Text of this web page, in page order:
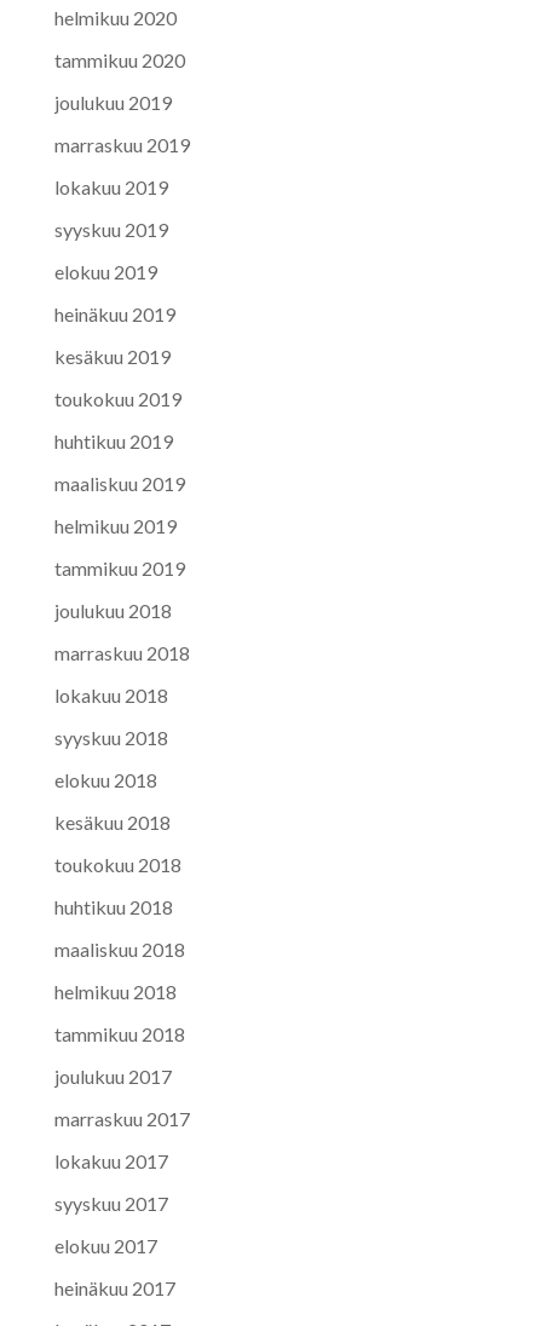
helmikuu 2020
tammikuu 2020
joulukuu 2019
marraskuu 2019
lokakuu 2019
syyskuu 2019
elokuu 2019
heinäkuu 2019
kesäkuu 2019
toukokuu 2019
huhtikuu 2019
maaliskuu 2019
helmikuu 2019
tammikuu 2019
joulukuu 2018
marraskuu 2018
lokakuu 2018
syyskuu 2018
elokuu 2018
kesäkuu 2018
toukokuu 2018
huhtikuu 2018
maaliskuu 2018
helmikuu 2018
tammikuu 2018
joulukuu 2017
marraskuu 2017
lokakuu 2017
syyskuu 2017
elokuu 2017
heinäkuu 2017